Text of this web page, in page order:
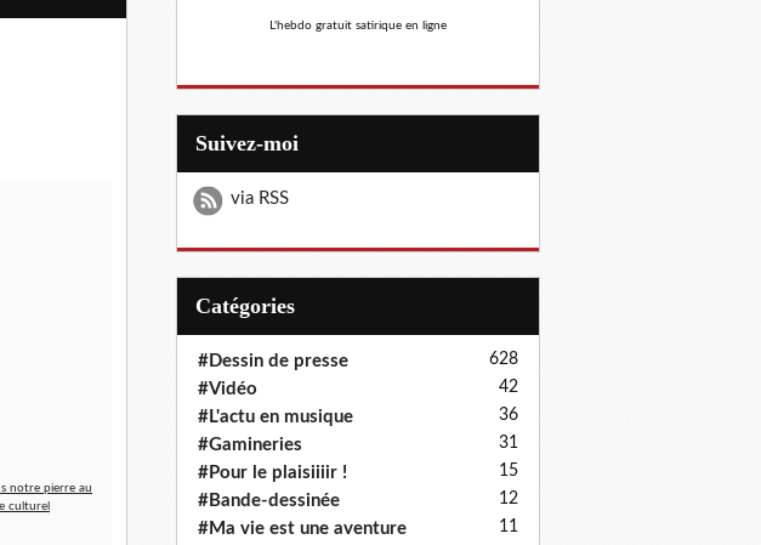
L'hebdo gratuit satirique en ligne
Suivez-moi
via RSS
Catégories
#Dessin de presse 628
#Vidéo 42
#L'actu en musique 36
#Gamineries 31
#Pour le plaisiiiir ! 15
#Bande-dessinée 12
#Ma vie est une aventure 11